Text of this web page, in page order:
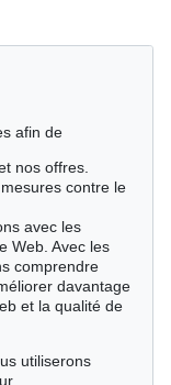
afin de
nos offres.
contre le
avec les
Web. Avec les
comprendre
davantage
et la qualité de
utiliserons